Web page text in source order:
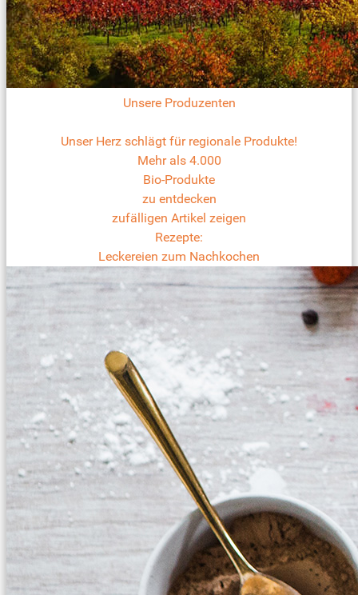
Unsere Produzenten
Unser Herz schlägt für regionale Produkte!
Mehr als 4.000
Bio-Produkte
zu entdecken
zufälligen Artikel zeigen
Rezepte:
Leckereien zum Nachkochen